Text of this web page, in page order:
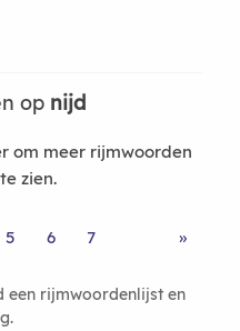
op nijd
om meer rijmwoorden
zien.
5 6 7 »
een rijmwoordenlijst en